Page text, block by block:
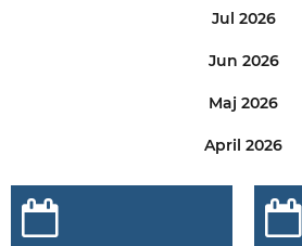
Jul 2026
Jun 2026
Maj 2026
April 2026